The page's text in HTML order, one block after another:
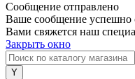
Сообщение отправлено
Ваше сообщение успешно
Вами свяжется наш
Закрыть окно